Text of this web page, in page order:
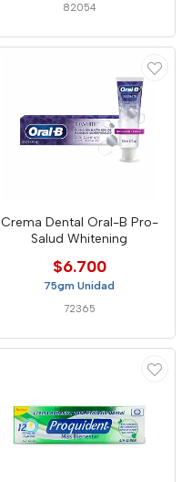
82054
Crema Dental Oral-B Pro-
Salud Whitening
$6.700
75gm Unidad
72365